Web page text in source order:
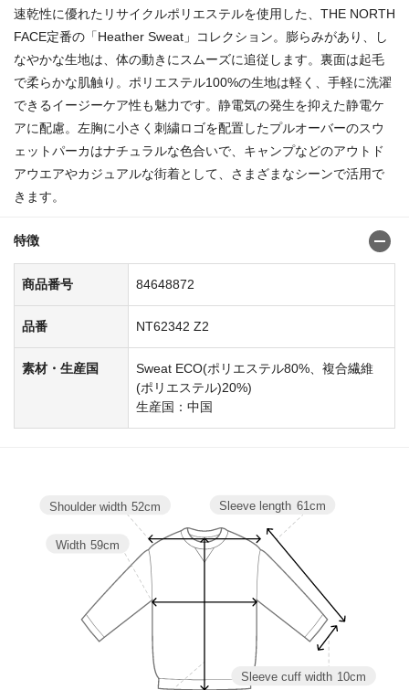
速乾性に優れたリサイクルポリエステルを使用した、THE NORTH
FACE定番の「Heather Sweat」コレクション。膨らみがあり、し
なやかな生地は、体の動きにスムーズに追従します。裏面は起毛
で柔らかな肌触り。ポリエステル100%の生地は軽く、手軽に洗濯
できるイージーケア性も魅力です。静電気の発生を抑えた静電ケ
アに配慮。左胸に小さく刺繍ロゴを配置したプルオーバーのスウ
ェットパーカはナチュラルな色合いで、キャンプなどのアウトド
アウエアやカジュアルな街着として、さまざまなシーンで活用で
きます。
特徴
商品番号 84648872
品番 NT62342 Z2
素材・生産国
Sweat ECO(ポリエステル80%、複合繊維
(ポリエステル)20%)
生産国：中国
Sleeve cuff width 10cm
Sleeve length 61cm
Width 59cm
Shoulder width 52cm